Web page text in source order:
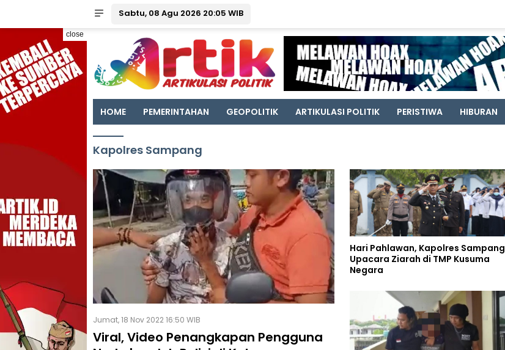
Sabtu, 08 Agu 2026 20:05 WIB
close
HOME PEMERINTAHAN GEOPOLITIK ARTIKULASI POLITIK PERISTIWA HIBURAN
Kapolres Sampang
Jumat, 18 Nov 2022 16:50 WIB
Viral, Video Penangkapan Pengguna
Hari Pahlawan, Kapolres Sampang
Upacara Ziarah di TMP Kusuma
Negara